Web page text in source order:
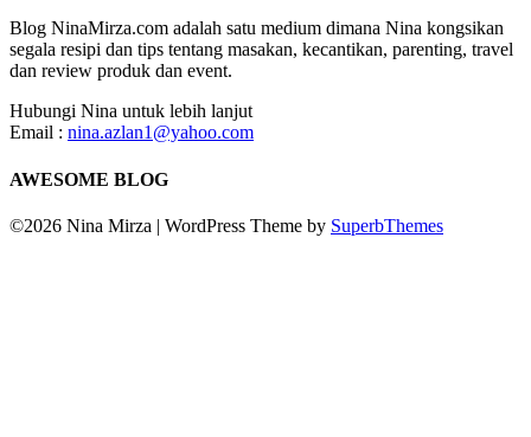
Blog NinaMirza.com adalah satu medium dimana Nina kongsikan
segala resipi dan tips tentang masakan, kecantikan, parenting, travel
dan review produk dan event.
Hubungi Nina untuk lebih lanjut
Email : nina.azlan1@yahoo.com
AWESOME BLOG
©2026 Nina Mirza | WordPress Theme by SuperbThemes